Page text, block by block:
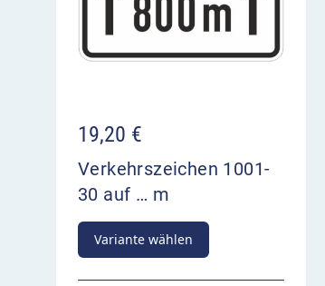
19,20 €
Verkehrszeichen 1001-
30 auf … m
Variante wählen